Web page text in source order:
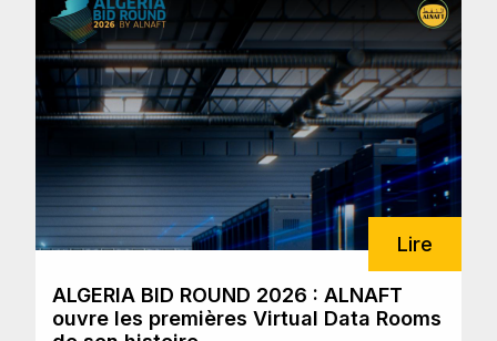
Au-delà de son aspect technique, cette initiative a favorisé
le partage des connaissances, renforcé la collaboration
entre les professionnels et réaffirmé l’engagement
d’ALNAFT en faveur de l’apprentissage continu et de
l’excellence opérationnelle. En investissant dans des
formations pratiques de qualité, ALNAFT poursuit ses
efforts pour développer les compétences de ses équipes,
renforcer son expertise technique et préparer ses
professionnels à relever les défis en constante évolution
du secteur de l’énergie. D’autres programmes de formation
seront déployés dans différentes régions du pays dans le
cadre de la stratégie à long terme d’ALNAFT visant à
renforcer durablement les capacités de ses ressources
humaines.
Lire
ALGERIA BID ROUND 2026 : ALNAFT
ouvre les premières Virtual Data Rooms